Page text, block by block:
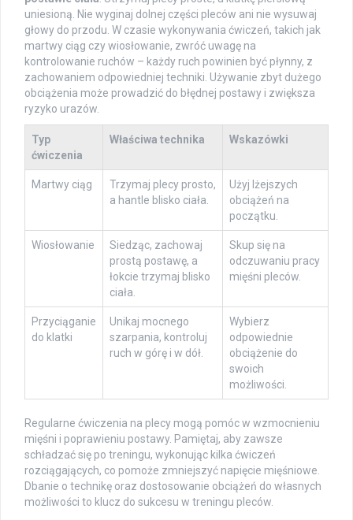
uniesioną. Nie wyginaj dolnej części pleców ani nie wysuwaj
głowy do przodu. W czasie wykonywania ćwiczeń, takich jak
martwy ciąg czy wiosłowanie, zwróć uwagę na
kontrolowanie ruchów – każdy ruch powinien być płynny, z
zachowaniem odpowiedniej techniki. Używanie zbyt dużego
obciążenia może prowadzić do błędnej postawy i zwiększa
ryzyko urazów.
Typ
ćwiczenia
Właściwa technika Wskazówki
Martwy ciąg
Trzymaj plecy prosto,
a hantle blisko ciała.
Użyj lżejszych
obciążeń na
początku.
Wiosłowanie
Siedząc, zachowaj
prostą postawę, a
łokcie trzymaj blisko
ciała.
Skup się na
odczuwaniu pracy
mięśni pleców.
Przyciąganie
do klatki
Unikaj mocnego
szarpania, kontroluj
ruch w górę i w dół.
Wybierz
odpowiednie
obciążenie do
swoich
możliwości.
Regularne ćwiczenia na plecy mogą pomóc w wzmocnieniu
mięśni i poprawieniu postawy. Pamiętaj, aby zawsze
schładzać się po treningu, wykonując kilka ćwiczeń
rozciągających, co pomoże zmniejszyć napięcie mięśniowe.
Dbanie o technikę oraz dostosowanie obciążeń do własnych
możliwości to klucz do sukcesu w treningu pleców.